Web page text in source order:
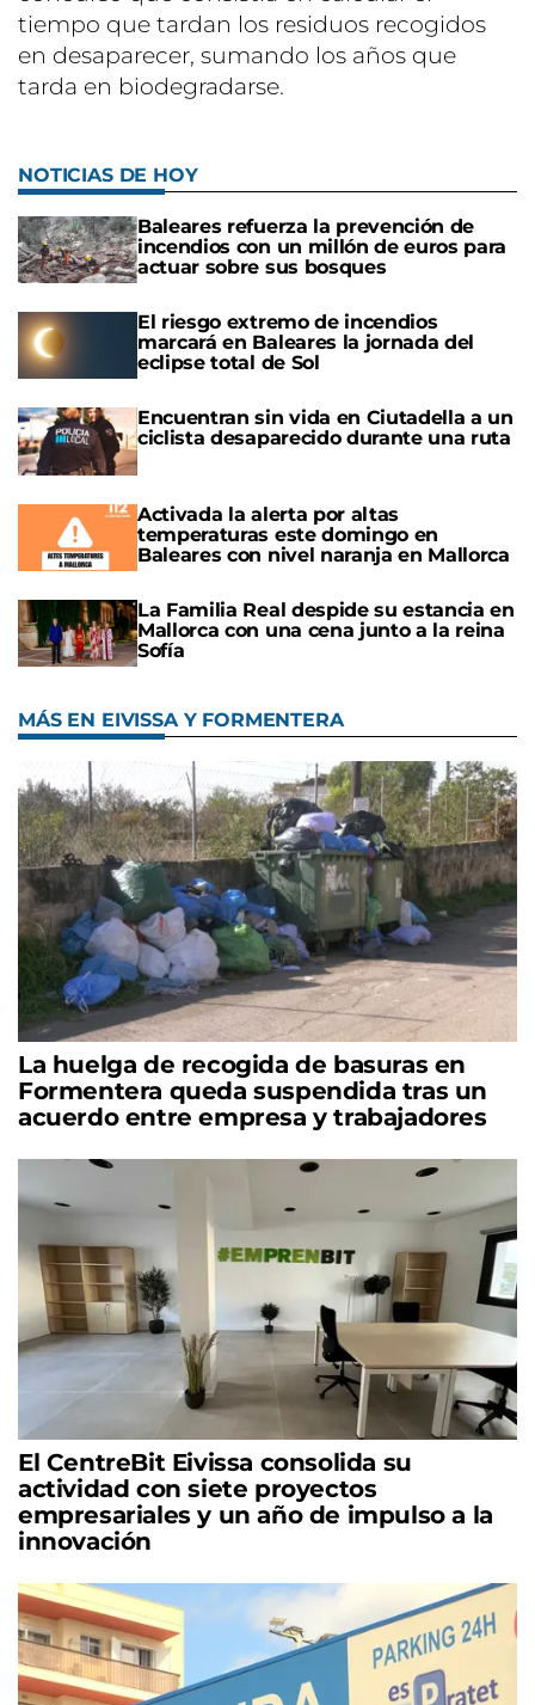
tiempo que tardan los residuos recogidos
en desaparecer, sumando los años que
tarda en biodegradarse.
NOTICIAS DE HOY
Baleares refuerza la prevención de
incendios con un millón de euros para
actuar sobre sus bosques
El riesgo extremo de incendios
marcará en Baleares la jornada del
eclipse total de Sol
Encuentran sin vida en Ciutadella a un
ciclista desaparecido durante una ruta
Activada la alerta por altas
temperaturas este domingo en
Baleares con nivel naranja en Mallorca
La Familia Real despide su estancia en
Mallorca con una cena junto a la reina
Sofía
MÁS EN EIVISSA Y FORMENTERA
La huelga de recogida de basuras en
Formentera queda suspendida tras un
acuerdo entre empresa y trabajadores
El CentreBit Eivissa consolida su
actividad con siete proyectos
empresariales y un año de impulso a la
innovación